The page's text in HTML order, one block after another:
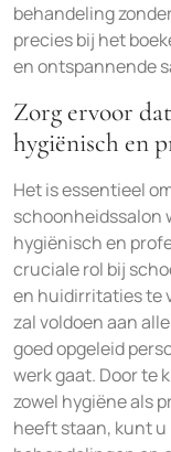
behandeling
precies bij het
en ontspannende
Zorg ervoor
hygiënisch en
Het is essentieel
schoonheidssalon
hygiënisch en
cruciale rol bij
en huidirritaties te
zal voldoen aan
goed opgeleid
werk gaat. Door te
zowel hygiëne als
heeft staan, kunt